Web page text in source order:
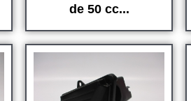
de 50 cc...